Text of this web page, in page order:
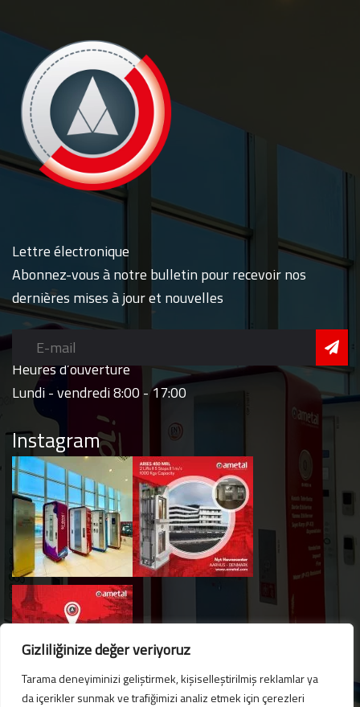
Gizliliğinize değer veriyoruz
Tarama deneyiminizi geliştirmek, kişiselleştirilmiş reklamlar ya
da içerikler sunmak ve trafiğimizi analiz etmek için çerezleri
Lettre électronique
Abonnez-vous à notre bulletin pour recevoir nos
dernières mises à jour et nouvelles
Heures d’ouverture
Lundi - vendredi 8:00 - 17:00
Instagram